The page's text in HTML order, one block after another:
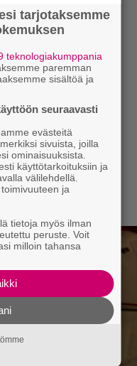
tarjotaksemme
teknologiakumppania
paremman
sisältöä ja
seuraavasti
evästeitä
sivuista, joilla
ominaisuuksista.
käyttötarkoituksiin ja
välilehdellä.
ja
tietoja myös ilman
peruste. Voit
milloin tahansa